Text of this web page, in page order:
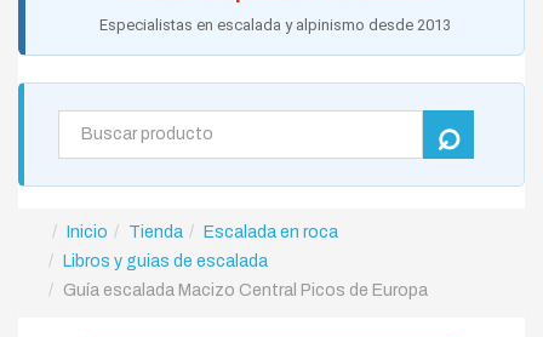
Especialistas en escalada y alpinismo desde 2013
Inicio Tienda
Escalada en roca
Libros y guias de escalada
Guía escalada Macizo Central Picos de Europa